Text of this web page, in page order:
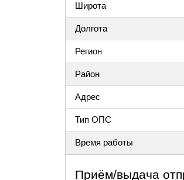
Широта
Долгота
Регион
Район
Адрес
Тип ОПС
Время работы
Приём/выдача